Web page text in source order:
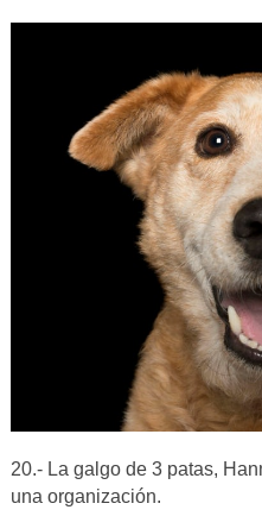
20.- La galgo de 3 patas,
una organización.